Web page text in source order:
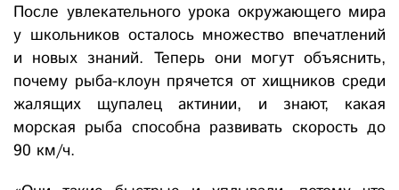
После увлекательного урока окружающего мира
у школьников осталось множество впечатлений
и новых знаний. Теперь они могут объяснить,
почему рыба-клоун прячется от хищников среди
жалящих щупалец актинии, и знают, какая
морская рыба способна развивать скорость до
90 км/ч.